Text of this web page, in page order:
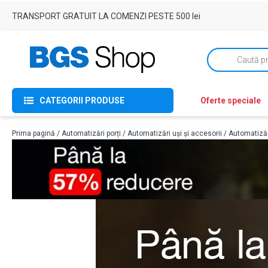
TRANSPORT GRATUIT LA COMENZI PESTE 500 lei
Products
search
CATEGORII PRODUSE Oferte speciale
Prima pagină / Automatizări porți / Automatizări uși și accesorii /